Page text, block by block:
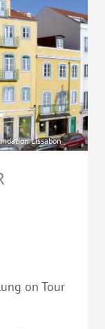
Lissabon
on Tour